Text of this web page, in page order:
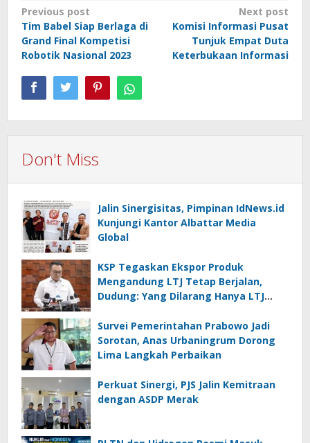
Post
navigation
Previous post
Tim Babel Siap Berlaga di
Grand Final Kompetisi
Robotik Nasional 2023
Next post
Komisi Informasi Pusat
Tunjuk Empat Duta
Keterbukaan Informasi
Don't Miss
Jalin Sinergisitas, Pimpinan IdNews.id
Kunjungi Kantor Albattar Media
Global
KSP Tegaskan Ekspor Produk
Mengandung LTJ Tetap Berjalan,
Dudung: Yang Dilarang Hanya LTJ
Survei Pemerintahan Prabowo Jadi
Sorotan, Anas Urbaningrum Dorong
Lima Langkah Perbaikan
Perkuat Sinergi, PJS Jalin Kemitraan
dengan ASDP Merak